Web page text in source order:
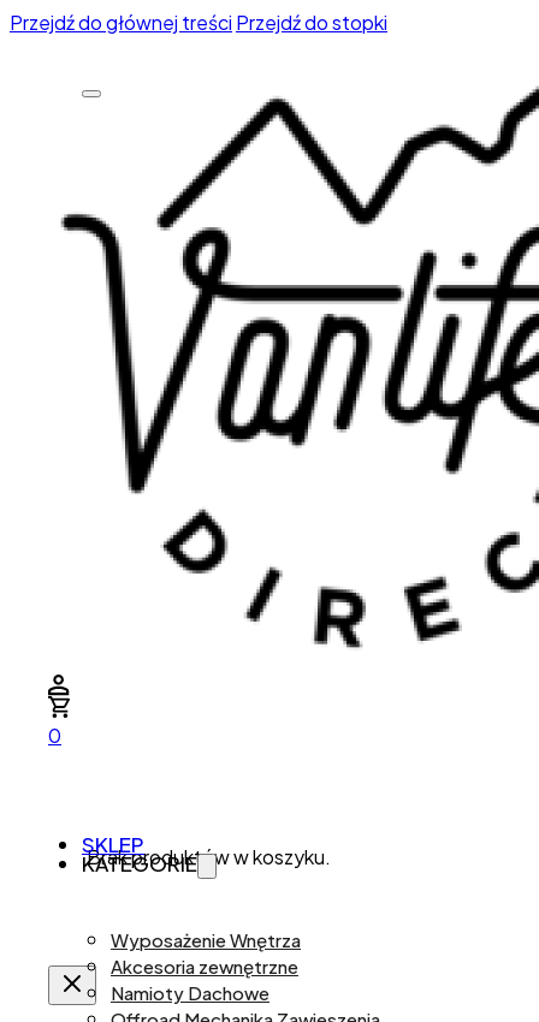
Przejdź do głównej treści Przejdź do stopki
0
Brak produktów w koszyku.
SKLEP
KATEGORIE
Wyposażenie Wnętrza
Akcesoria zewnętrzne
Namioty Dachowe